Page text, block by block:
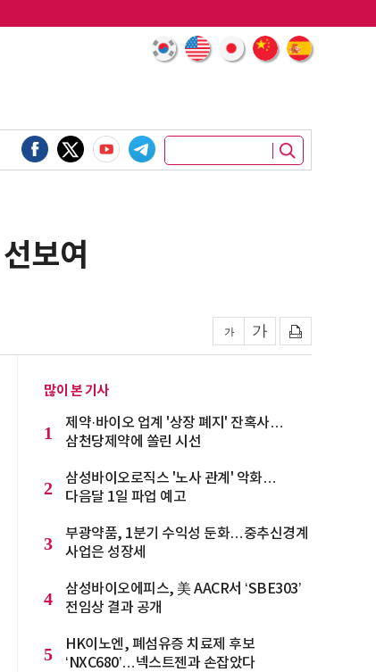
보여
많이 본 기사
1
제약·바이오 업계 '상장 폐지' 잔혹사…
삼천당제약에 쏠린 시선
2
삼성바이오로직스 '노사 관계' 악화…
다음달 1일 파업 예고
3
부광약품, 1분기 수익성 둔화…중추신경계
사업은 성장세
4
삼성바이오에피스, 美 AACR서 ‘SBE303’
전임상 결과 공개
5
HK이노엔, 폐섬유증 치료제 후보
‘NXC680’…넥스트젠과 손잡았다